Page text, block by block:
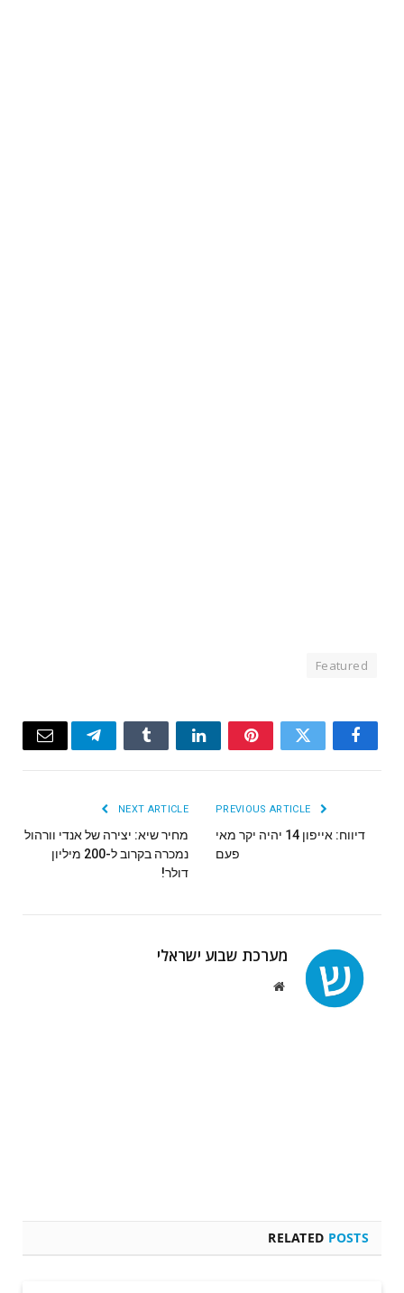
Featured
Facebook
Twitter
Pinterest
LinkedIn
Tumblr
Telegram
Email
דיווח: אייפון 14 יהיה יקר מאי
פעם
NEXT ARTICLE
מחיר שיא: יצירה של אנדי וורהול
נמכרה בקרוב ל-200 מיליון
דולר!
מערכת שבוע ישראלי
Website
RELATED POSTS